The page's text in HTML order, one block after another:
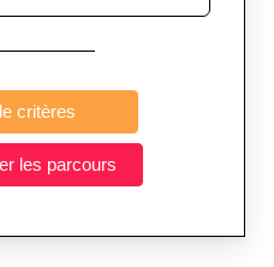
Plus de critères
Rechercher les parcours